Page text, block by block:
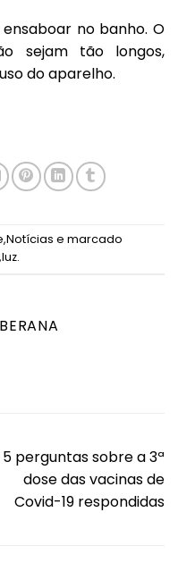
no banho. O
sejam tão longos,
do aparelho.
,Notícias e marcado
,luz.
5 perguntas sobre a 3ª
dose das vacinas de
Covid-19 respondidas